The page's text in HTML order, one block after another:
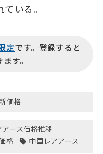
いる。
定です。登録すると
す。
価格
ース価格推移
格
中国レアアース